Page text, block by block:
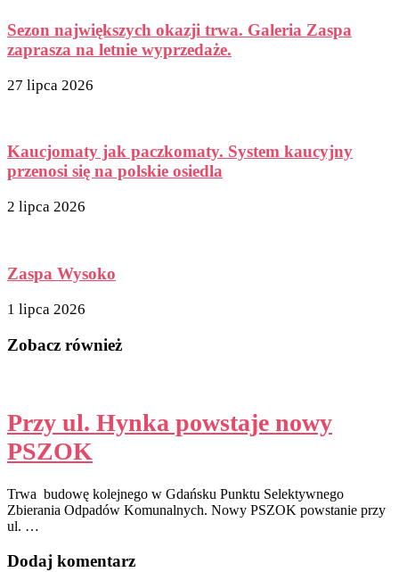
Sezon największych okazji trwa. Galeria Zaspa
zaprasza na letnie wyprzedaże.
27 lipca 2026
Kaucjomaty jak paczkomaty. System kaucyjny
przenosi się na polskie osiedla
2 lipca 2026
Zaspa Wysoko
1 lipca 2026
Zobacz również
Przy ul. Hynka powstaje nowy
PSZOK
Trwa budowę kolejnego w Gdańsku Punktu Selektywnego
Zbierania Odpadów Komunalnych. Nowy PSZOK powstanie przy
ul. …
Dodaj komentarz